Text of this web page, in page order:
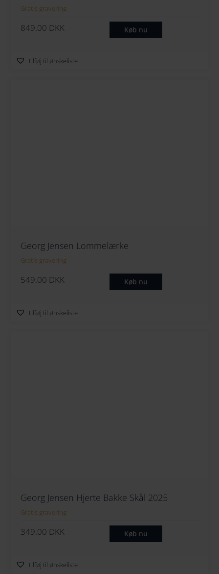
Gratis gravering
849.00 DKK Køb nu
Tilføj til ønskeliste
Georg Jensen Lommelærke
Gratis gravering
549.00 DKK Køb nu
Tilføj til ønskeliste
Georg Jensen Hjerte Bakke Skål 2025
Gratis gravering
349.00 DKK Køb nu
Tilføj til ønskeliste